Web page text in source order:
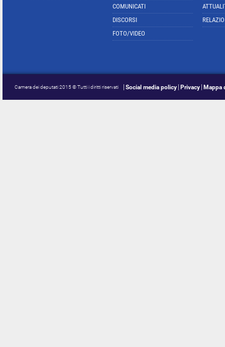
COMUNICATI
DISCORSI
FOTO/VIDEO
Camera dei deputati 2015 © Tutti i diritti riservati Social media policy Privacy Mappa